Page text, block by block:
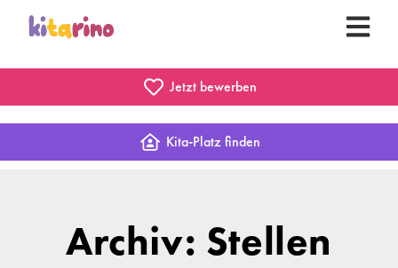
Jetzt bewerben
Kita-Platz finden
Archiv: Stellen